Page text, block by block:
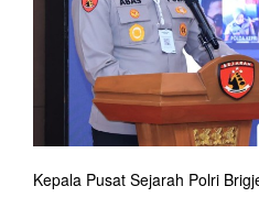
Kepala Pusat Sejarah Polri